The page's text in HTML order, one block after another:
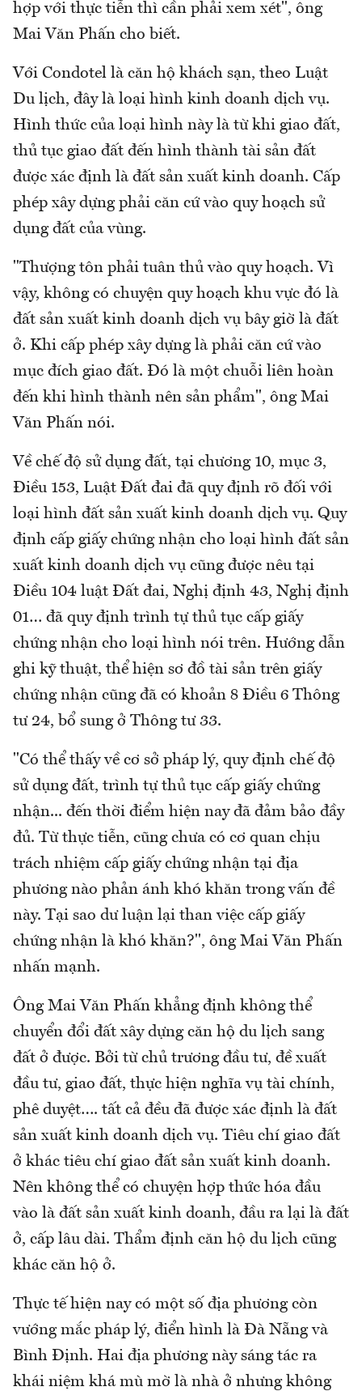
hợp với thực tiễn thì cần phải xem xét", ông
Mai Văn Phấn cho biết.
Với Condotel là căn hộ khách sạn, theo Luật
Du lịch, đây là loại hình kinh doanh dịch vụ.
Hình thức của loại hình này là từ khi giao đất,
thủ tục giao đất đến hình thành tài sản đất
được xác định là đất sản xuất kinh doanh. Cấp
phép xây dựng phải căn cứ vào quy hoạch sử
dụng đất của vùng.
"Thượng tôn phải tuân thủ vào quy hoạch. Vì
vậy, không có chuyện quy hoạch khu vực đó là
đất sản xuất kinh doanh dịch vụ bây giờ là đất
ở. Khi cấp phép xây dựng là phải căn cứ vào
mục đích giao đất. Đó là một chuỗi liên hoàn
đến khi hình thành nên sản phẩm", ông Mai
Văn Phấn nói.
Về chế độ sử dụng đất, tại chương 10, mục 3,
Điều 153, Luật Đất đai đã quy định rõ đối với
loại hình đất sản xuất kinh doanh dịch vụ. Quy
định cấp giấy chứng nhận cho loại hình đất sản
xuất kinh doanh dịch vụ cũng được nêu tại
Điều 104 luật Đất đai, Nghị định 43, Nghị định
01… đã quy định trình tự thủ tục cấp giấy
chứng nhận cho loại hình nói trên. Hướng dẫn
ghi kỹ thuật, thể hiện sơ đồ tài sản trên giấy
chứng nhận cũng đã có khoản 8 Điều 6 Thông
tư 24, bổ sung ở Thông tư 33.
"Có thể thấy về cơ sở pháp lý, quy định chế độ
sử dụng đất, trình tự thủ tục cấp giấy chứng
nhận... đến thời điểm hiện nay đã đảm bảo đầy
đủ. Từ thực tiễn, cũng chưa có cơ quan chịu
trách nhiệm cấp giấy chứng nhận tại địa
phương nào phản ánh khó khăn trong vấn đề
này. Tại sao dư luận lại than việc cấp giấy
chứng nhận là khó khăn?", ông Mai Văn Phấn
nhấn mạnh.
Ông Mai Văn Phấn khẳng định không thể
chuyển đổi đất xây dựng căn hộ du lịch sang
đất ở được. Bởi từ chủ trương đầu tư, đề xuất
đầu tư, giao đất, thực hiện nghĩa vụ tài chính,
phê duyệt…. tất cả đều đã được xác định là đất
sản xuất kinh doanh dịch vụ. Tiêu chí giao đất
ở khác tiêu chí giao đất sản xuất kinh doanh.
Nên không thể có chuyện hợp thức hóa đầu
vào là đất sản xuất kinh doanh, đầu ra lại là đất
ở, cấp lâu dài. Thẩm định căn hộ du lịch cũng
khác căn hộ ở.
Thực tế hiện nay có một số địa phương còn
vướng mắc pháp lý, điển hình là Đà Nẵng và
Bình Định. Hai địa phương này sáng tác ra
khái niệm khá mù mờ là nhà ở nhưng không